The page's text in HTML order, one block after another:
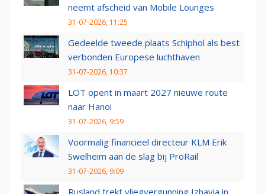
neemt afscheid van Mobile Lounges
31-07-2026, 11:25
Gedeelde tweede plaats Schiphol als best
verbonden Europese luchthaven
31-07-2026, 10:37
LOT opent in maart 2027 nieuwe route
naar Hanoi
31-07-2026, 9:59
Voormalig financieel directeur KLM Erik
Swelheim aan de slag bij ProRail
31-07-2026, 9:09